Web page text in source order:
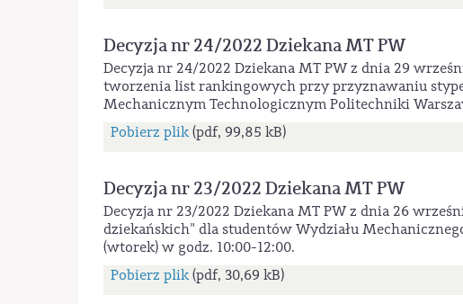
Decyzja nr 24/2022 Dziekana MT PW
Decyzja nr 24/2022 Dziekana MT PW z dnia 29
tworzenia list rankingowych przy przyznawaniu
Mechanicznym Technologicznym Politechniki
Pobierz plik(pdf, 99,85 kB)
Decyzja nr 23/2022 Dziekana MT PW
Decyzja nr 23/2022 Dziekana MT PW z dnia 26
dziekańskich" dla studentów Wydziału
(wtorek) w godz. 10:00-12:00.
Pobierz plik(pdf, 30,69 kB)